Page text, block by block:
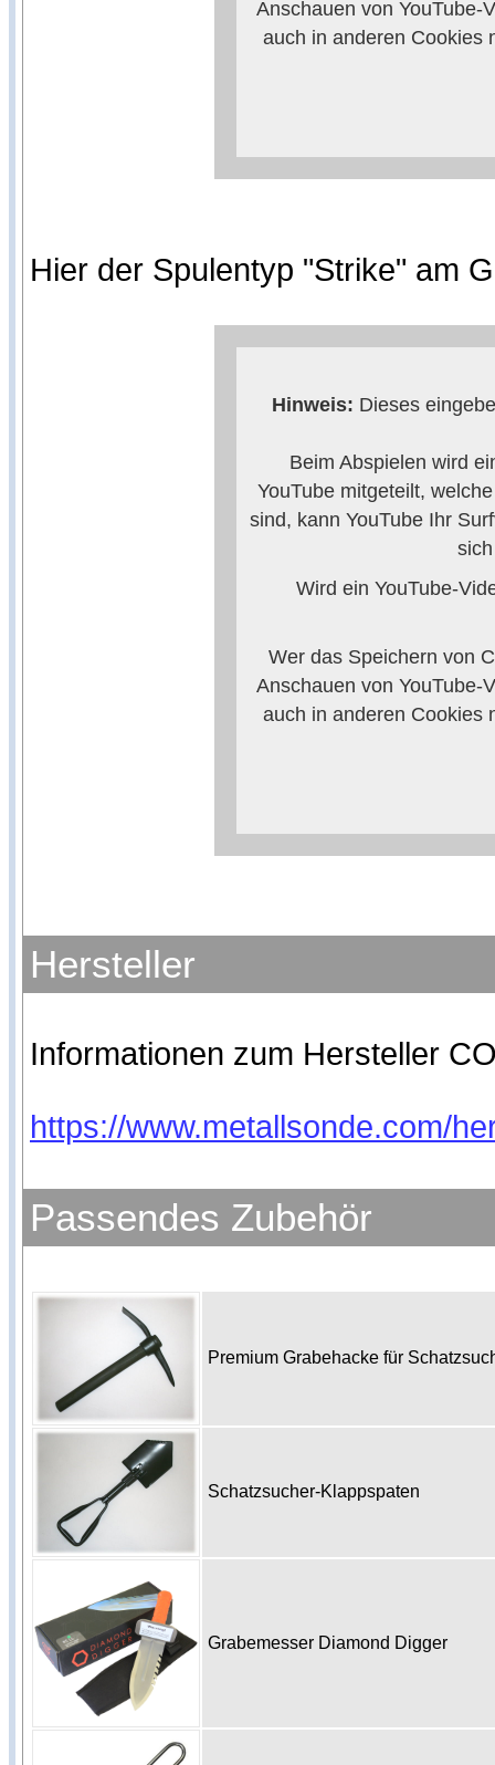
Anschauen von YouTube-
auch in anderen Cookies
Hier der Spulentyp "Strike" am
Hinweis: Dieses
Beim Abspielen wird
YouTube mitgeteilt,
sind, kann YouTube Ihr
Wird ein YouTube-
Wer das Speichern von
Anschauen von YouTube-
auch in anderen Cookies
Hersteller
Informationen zum Hersteller
https://www.metallsonde.com/
Passendes Zubehör
Premium Grabehacke für
Schatzsucher-Klappspaten
Grabemesser Diamond Digger